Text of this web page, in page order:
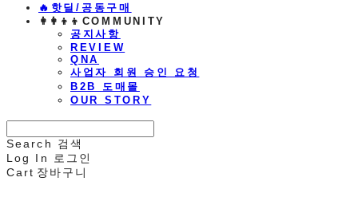
🔥핫딜/공동구매
👩‍👩‍👦‍👦COMMUNITY
공지사항
REVIEW
QNA
사업자 회원 승인 요청
B2B 도매몰
OUR STORY
Search
검색
Log In
로그인
Cart 장바구니